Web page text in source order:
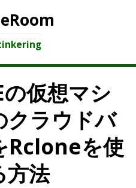
仮想マシ
クラウドバ
Rcloneを使
方法